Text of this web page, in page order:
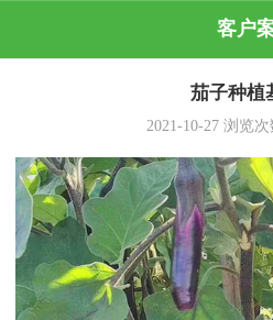
客户
茄子种植
2021-10-27 浏览次